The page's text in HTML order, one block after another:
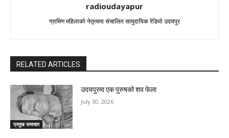
radioudayapur
ग्रामिण महिलाको नेतृत्वमा संचालित सामुदायिक रेडियो उदयपुर
RELATED ARTICLES
प्रमुख समाचार
उदयपुरमा एक पुरुषको शव फेला
July 30, 2026